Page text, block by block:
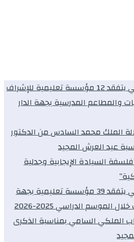
الدكتور نوفل كديلي يتفقد 12 مؤسسة تعليمية للإشراف
والمطاعم المدرسية بجهة الدار
الملك محمد السادس من الدكتور
عيد العرش المجيد
السيادة الإيجابية وجدلية
الدكتور نوفل كديلي يتفقد 39 مؤسسة تعليمية بجهة
الموسم الدراسي 2025-2026
الملكي السامي بمناسبة الذكرى